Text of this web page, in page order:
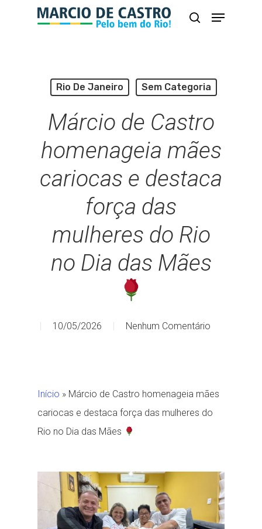
busca
Menu
Rio De Janeiro Sem Categoria
Márcio de Castro
homenageia mães
cariocas e destaca
força das
mulheres do Rio
no Dia das Mães
10/05/2026 Nenhum Comentário
Início » Márcio de Castro homenageia mães
cariocas e destaca força das mulheres do
Rio no Dia das Mães